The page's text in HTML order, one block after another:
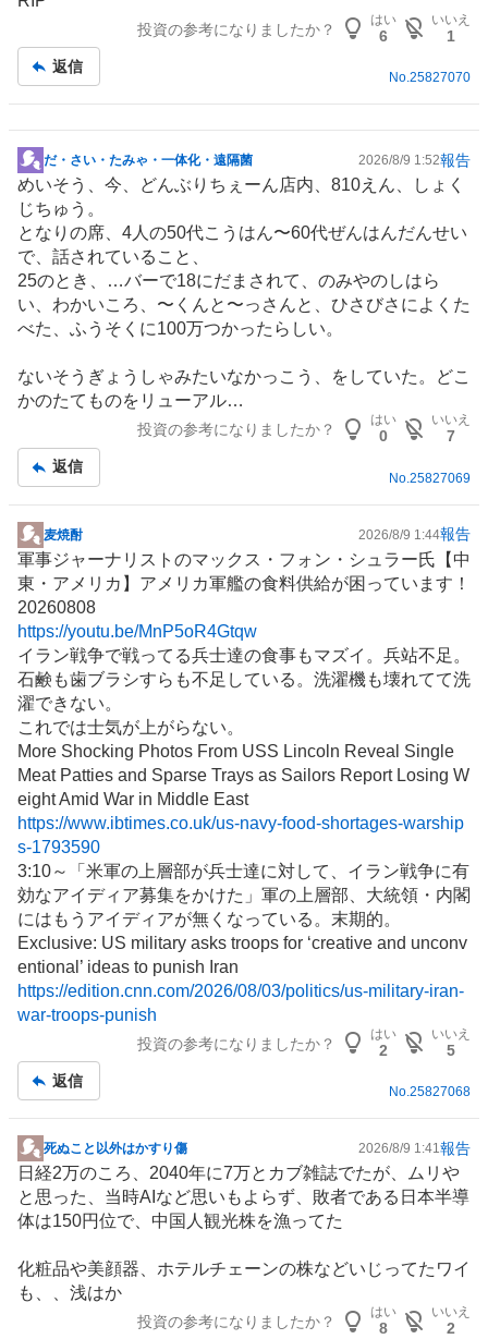
投資の参考になりましたか？
はい
6
いいえ
1
返信
No.25827070
掲
示
板
記
事
だ・さい・たみゃ・一体化・遠隔菌 2026/8/9 1:52報告
めいそう、今、どんぶりちぇーん店内、810えん、しょく
じちゅう。
となりの席、4人の50代こうはん〜60代ぜんはんだんせい
で、話されていること、
25のとき、…バーで18にだまされて、のみやのしはら
い、わかいころ、〜くんと〜っさんと、ひさびさによくた
べた、ふうそくに100万つかったらしい。
ないそうぎょうしゃみたいなかっこう、をしていた。どこ
かのたてものをリューアル…
投資の参考になりましたか？
はい
0
いいえ
7
返信
No. 25827069
掲
示
板
記
事
麦焼酎 2026/8/9 1:44報告
軍事ジャーナリストのマックス ・フォン・シュラー氏【 中
東 ・アメリカ】アメリカ軍艦の食料供給が困っています！
20260808
https://youtu.be/MnP5oR4Gtqw
イラン戦争で戦ってる兵士達の食事もマズイ。兵站不足。
石鹸も歯ブラシすらも不足している。洗濯機も壊れてて洗
濯できない。
これでは士気が上がらない。
More Shocking Photos From USS Lincoln Reveal Single
Meat Patties and Sparse Trays as Sailors Report Losing W
eight Amid War in Middle East
https://www.ibtimes.co.uk/us-navy-food-shortages-warship
s-1793590
3:10～「米軍の上層部が兵士達に対して、イラン戦争に有
効なアイディア募集をかけた」軍の上層部、大統領・内閣
にはもうアイディアが無くなっている。末期的。
Exclusive: US military asks troops for ‘creative and unconv
entional’ ideas to punish Iran
https://edition.cnn.com/2026/08/03/politics/us-military-iran-
war-troops-punish
投資の参考になりましたか？
はい
2
いいえ
5
返信
No.25827068
掲
示
板
記
死ぬこと以外はかすり傷 2026/8/9 1:41報告
日経2万のころ、2040年に7万とカブ雑誌でたが、ムリや
と思った、当時AIなど思いもよらず、敗者である日本半導
体は150円位で、中国人観光株を漁ってた
化粧品や美顔器、ホテルチェーンの株などいじってたワイ
も、、浅はか
投資の参考になりましたか？
はい
8
いいえ
2